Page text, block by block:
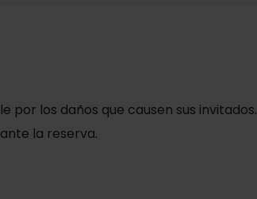
por los daños que causen sus invitados.
la reserva.